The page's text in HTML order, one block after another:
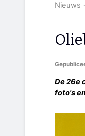
Nieuws
De 26e
foto's